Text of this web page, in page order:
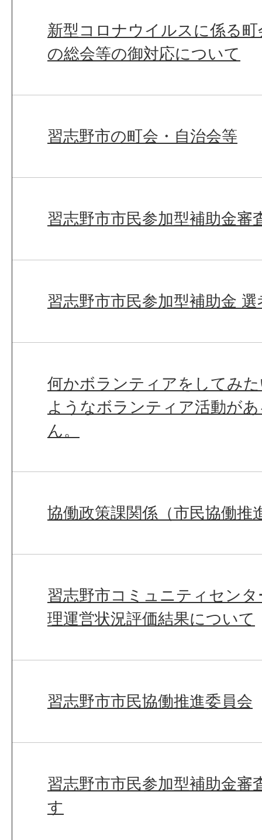
新型コロナウイルスに係る
の総会等の御対応について
習志野市の町会・自治会等
習志野市市民参加型補助金審
習志野市市民参加型補助金 選
何かボランティアをしてみ
ようなボランティア活動が
ん。
協働政策課関係（市民協働推
習志野市コミュニティセン
理運営状況評価結果について
習志野市市民協働推進委員会
習志野市市民参加型補助金審
す